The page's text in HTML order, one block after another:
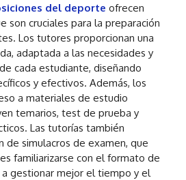
del deporte ofrecen
son cruciales para la preparación
Los tutores proporcionan una
adaptada a las necesidades y
cada estudiante, diseñando
y efectivos. Además, los
a materiales de estudio
temarios, test de prueba y
Las tutorías también
de simulacros de examen, que
familiarizarse con el formato de
gestionar mejor el tiempo y el